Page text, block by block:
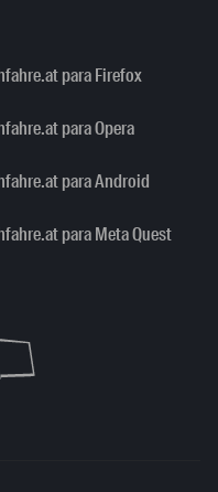
para Firefox
para Opera
para Android
para Meta Quest